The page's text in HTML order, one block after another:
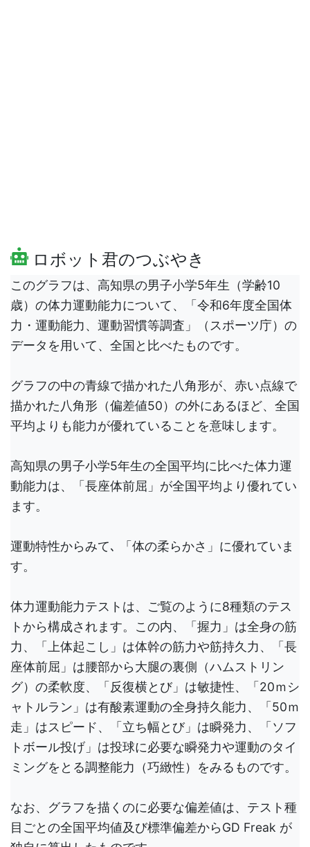
ロボット君のつぶやき
このグラフは、高知県の男子小学5年生（学齢10
歳）の体力運動能力について、「令和6年度全国体
力・運動能力、運動習慣等調査」（スポーツ庁）の
データを用いて、全国と比べたものです。
グラフの中の青線で描かれた八角形が、赤い点線で
描かれた八角形（偏差値50）の外にあるほど、全国
平均よりも能力が優れていることを意味します。
高知県の男子小学5年生の全国平均に比べた体力運
動能力は、「長座体前屈」が全国平均より優れてい
ます。
運動特性からみて､ 「体の柔らかさ」に優れていま
す。
体力運動能力テストは、ご覧のように8種類のテス
トから構成されます。この内、「握力」は全身の筋
力、「上体起こし」は体幹の筋力や筋持久力、「長
座体前屈」は腰部から大腿の裏側（ハムストリン
グ）の柔軟度、「反復横とび」は敏捷性、「20ｍシ
ャトルラン」は有酸素運動の全身持久能力、「50ｍ
走」はスピード、「立ち幅とび」は瞬発力、「ソフ
トボール投げ」は投球に必要な瞬発力や運動のタイ
ミングをとる調整能力（巧緻性）をみるものです。
なお、グラフを描くのに必要な偏差値は、テスト種
目ごとの全国平均値及び標準偏差からGD Freak が